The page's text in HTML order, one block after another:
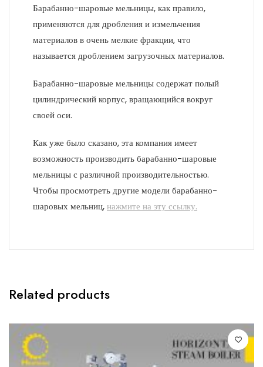
Барабанно-шаровые мельницы, как правило,
применяются для дробления и измельчения
материалов в очень мелкие фракции, что
называется дроблением загрузочных материалов.
Барабанно-шаровые мельницы содержат полый
цилиндрический корпус, вращающийся вокруг
своей оси.
Как уже было сказано, эта компания имеет
возможность производить барабанно-шаровые
мельницы с различной производительностью.
Чтобы просмотреть другие модели барабанно-
шаровых мельниц,нажмите на эту ссылку.
Related products